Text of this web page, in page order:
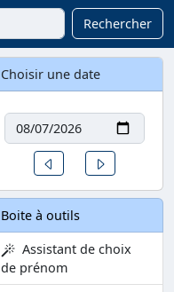
Rechercher
Choisir une date
Date
Un jour avant
Boite à outils
Assistant de choix
de prénom